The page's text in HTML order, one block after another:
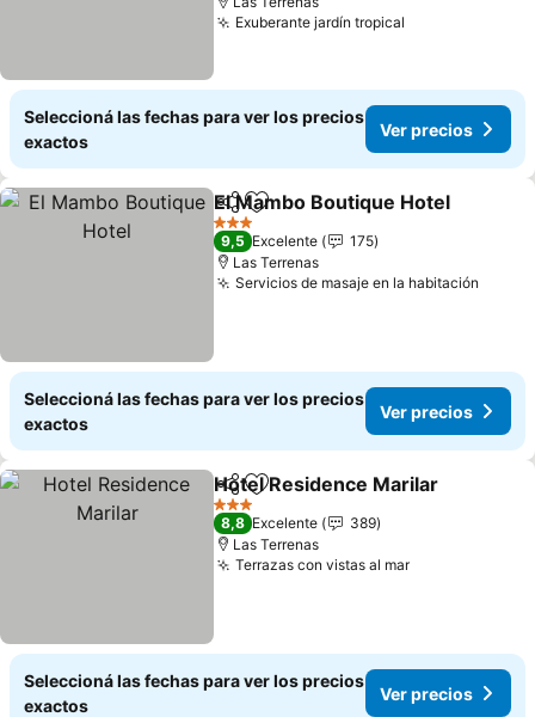
Exuberante jardín tropical
Seleccioná las fechas para ver los precios
exactos
Ver precios
CompartirAñadir a favoritos
El Mambo Boutique Hotel
3 Estrellas
9,5 Excelente
175
Las Terrenas
Servicios de masaje en la habitación
Seleccioná las fechas para ver los precios
exactos
Ver precios
CompartirAñadir a favoritos
Hotel Residence Marilar
3 Estrellas
8,8 Excelente
389
Las Terrenas
Terrazas con vistas al mar
Seleccioná las fechas para ver los precios
exactos
Ver precios